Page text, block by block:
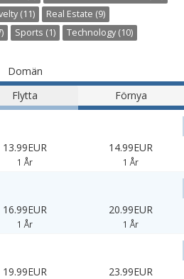
(11)
Real Estate (9)
Sports (1) Technology (10)
Domän
Flytta Förnya
13.99EUR
1 År
14.99EUR
1 År
16.99EUR
1 År
20.99EUR
1 År
19.99EUR 23.99EUR